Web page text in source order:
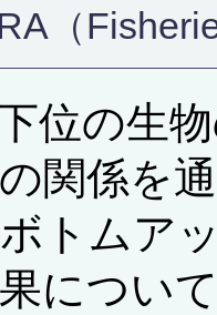
（
位の生
関係を
トムア
につい